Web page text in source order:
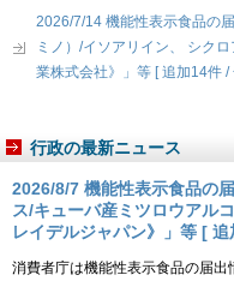
2026/7/14 機能性表示食品の
ミノ）/イソアリイン、 シク
業株式会社》」等 [ 追加14件 /
行政の最新ニュース
2026/8/7 機能性表示食品
ス/キューバ産ミツロウア
レイデルジャパン》」等 [
消費者庁は機能性表示食品の届